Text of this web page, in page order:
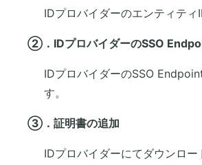
IDプロバイダーのエンティティ
②．IDプロバイダーのSSO
IDプロバイダーのSSO
す。
③．証明書の追加
IDプロバイダーにてダウンロ